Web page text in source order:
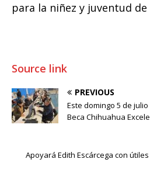
para la niñez y juventud
Source link
PREVIOUS
Este domingo 5 de
Beca Chihuahua
Apoyará Edith Escárcega con